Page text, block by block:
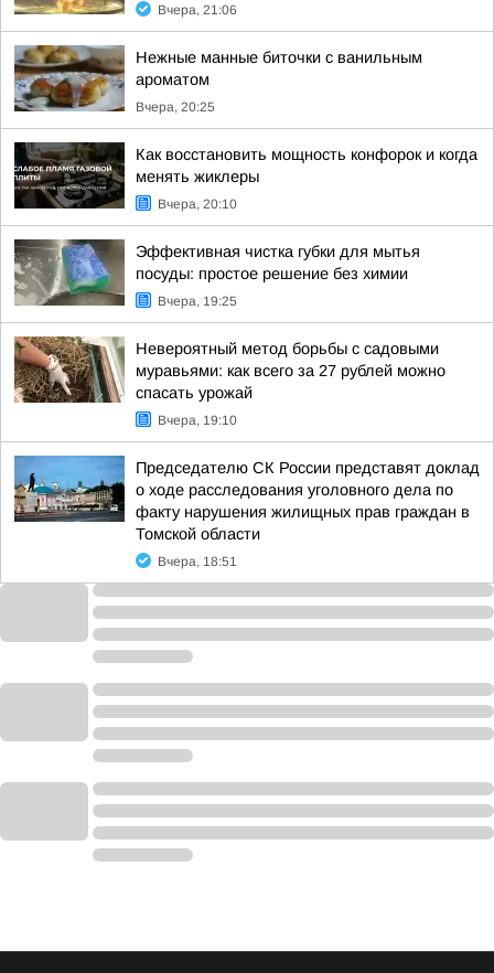
Вчера, 21:06
Нежные манные биточки с ванильным
ароматом
Вчера, 20:25
Как восстановить мощность конфорок и когда
менять жиклеры
Вчера, 20:10
Эффективная чистка губки для мытья
посуды: простое решение без химии
Вчера, 19:25
Невероятный метод борьбы с садовыми
муравьями: как всего за 27 рублей можно
спасать урожай
Вчера, 19:10
Председателю СК России представят доклад
о ходе расследования уголовного дела по
факту нарушения жилищных прав граждан в
Томской области
Вчера, 18:51